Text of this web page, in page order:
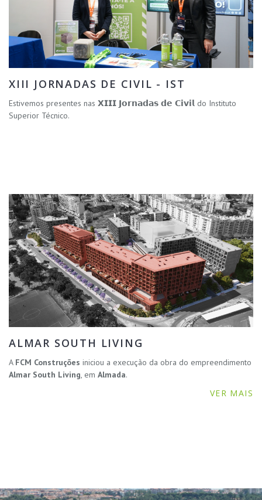
XIII JORNADAS DE CIVIL - IST
Estivemos presentes nas 𝗫𝗜𝗜𝗜 𝗝𝗼𝗿𝗻𝗮𝗱𝗮𝘀 𝗱𝗲 𝗖𝗶𝘃𝗶𝗹 do Instituto
Superior Técnico.
ALMAR SOUTH LIVING
A FCM Construções iniciou a execução da obra do empreendimento
Almar South Living, em Almada.
VER MAIS